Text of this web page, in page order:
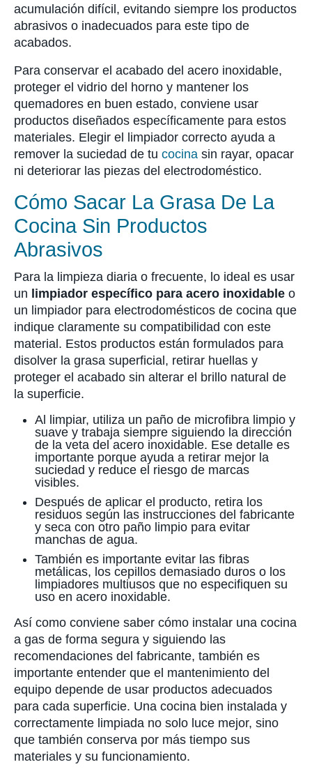
acumulación difícil, evitando siempre los productos
abrasivos o inadecuados para este tipo de
acabados.
Para conservar el acabado del acero inoxidable,
proteger el vidrio del horno y mantener los
quemadores en buen estado, conviene usar
productos diseñados específicamente para estos
materiales. Elegir el limpiador correcto ayuda a
remover la suciedad de tu cocina sin rayar, opacar
ni deteriorar las piezas del electrodoméstico.
Cómo Sacar La Grasa De La
Cocina Sin Productos
Abrasivos
Para la limpieza diaria o frecuente, lo ideal es usar
un limpiador específico para acero inoxidable o
un limpiador para electrodomésticos de cocina que
indique claramente su compatibilidad con este
material. Estos productos están formulados para
disolver la grasa superficial, retirar huellas y
proteger el acabado sin alterar el brillo natural de
la superficie.
Al limpiar, utiliza un paño de microfibra limpio y
suave y trabaja siempre siguiendo la dirección
de la veta del acero inoxidable. Ese detalle es
importante porque ayuda a retirar mejor la
suciedad y reduce el riesgo de marcas
visibles.
Después de aplicar el producto, retira los
residuos según las instrucciones del fabricante
y seca con otro paño limpio para evitar
manchas de agua.
También es importante evitar las fibras
metálicas, los cepillos demasiado duros o los
limpiadores multiusos que no especifiquen su
uso en acero inoxidable.
Así como conviene saber cómo instalar una cocina
a gas de forma segura y siguiendo las
recomendaciones del fabricante, también es
importante entender que el mantenimiento del
equipo depende de usar productos adecuados
para cada superficie. Una cocina bien instalada y
correctamente limpiada no solo luce mejor, sino
que también conserva por más tiempo sus
materiales y su funcionamiento.